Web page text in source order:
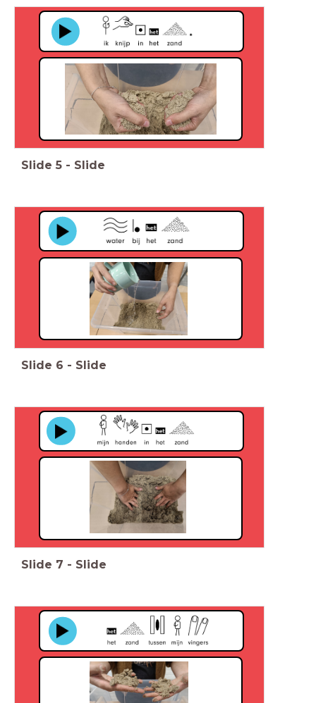
Slide 5 - Slide
Slide 6 - Slide
Slide 7 - Slide